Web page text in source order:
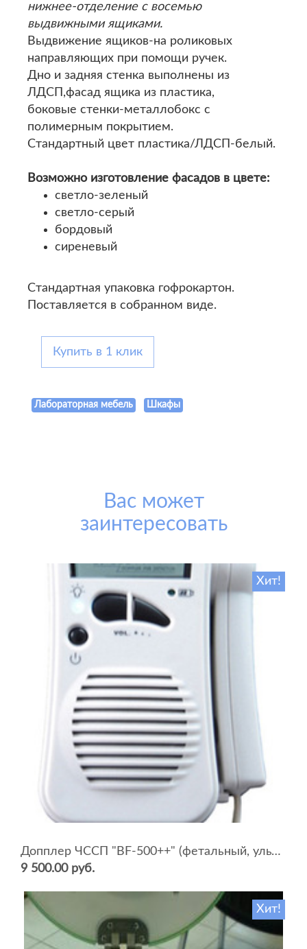
нижнее-отделение с восемью
выдвижными ящиками.
Выдвижение ящиков-на роликовых
направляющих при помощи ручек.
Дно и задняя стенка выполнены из
ЛДСП,фасад ящика из пластика,
боковые стенки-металлобокс с
полимерным покрытием.
Стандартный цвет пластика/ЛДСП-белый.
Возможно изготовление фасадов в цвете:
светло-зеленый
светло-серый
бордовый
сиреневый
Стандартная упаковка гофрокартон.
Поставляется в собранном виде.
Купить в 1 клик
Лабораторная мебель Шкафы
Вас может
заинтересовать
Хит!
Допплер ЧССП "BF-500++" (фетальный, ультразвуковой)
9 500.00 руб.
Хит!